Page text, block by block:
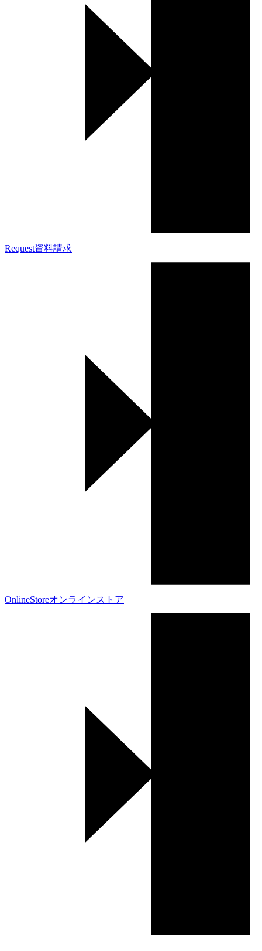
Request資料請求
OnlineStoreオンラインストア